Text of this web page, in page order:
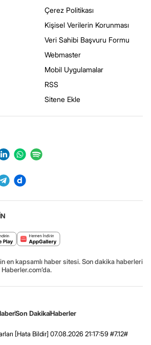
Çerez Politikası
Kişisel Verilerin Korunması
Veri Sahibi Başvuru Formu
Webmaster
Mobil Uygulamalar
RSS
Sitene Ekle
en kapsamlı haber sitesi. Son dakika haberleri
Son DakikaHaberler
[Hata Bildir] 07.08.2026 21:17:59 #7.12#